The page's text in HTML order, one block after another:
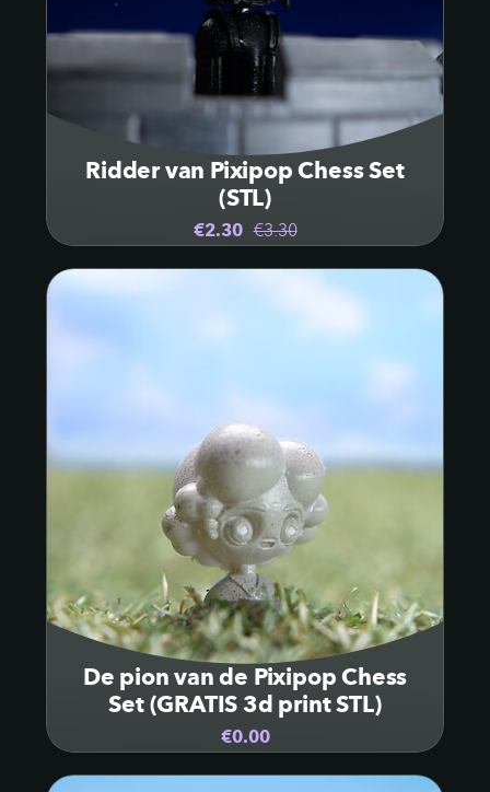
Ridder van Pixipop Chess Set
(STL)
€2.30 €3.30
De pion van de Pixipop Chess
Set (GRATIS 3d print STL)
€0.00